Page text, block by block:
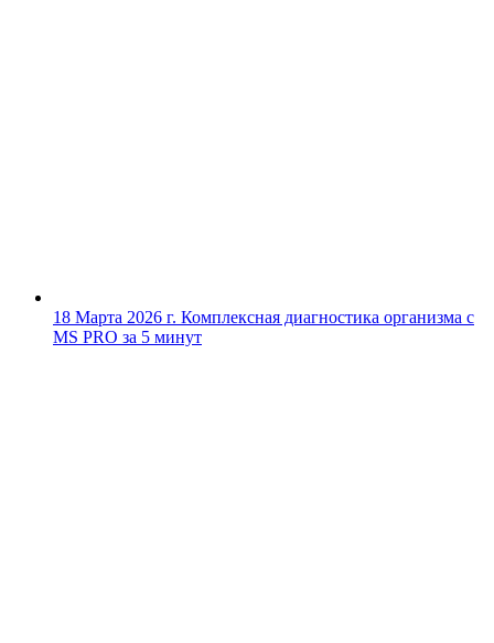
18 Марта 2026 г. Комплексная диагностика организма с
MS PRO за 5 минут